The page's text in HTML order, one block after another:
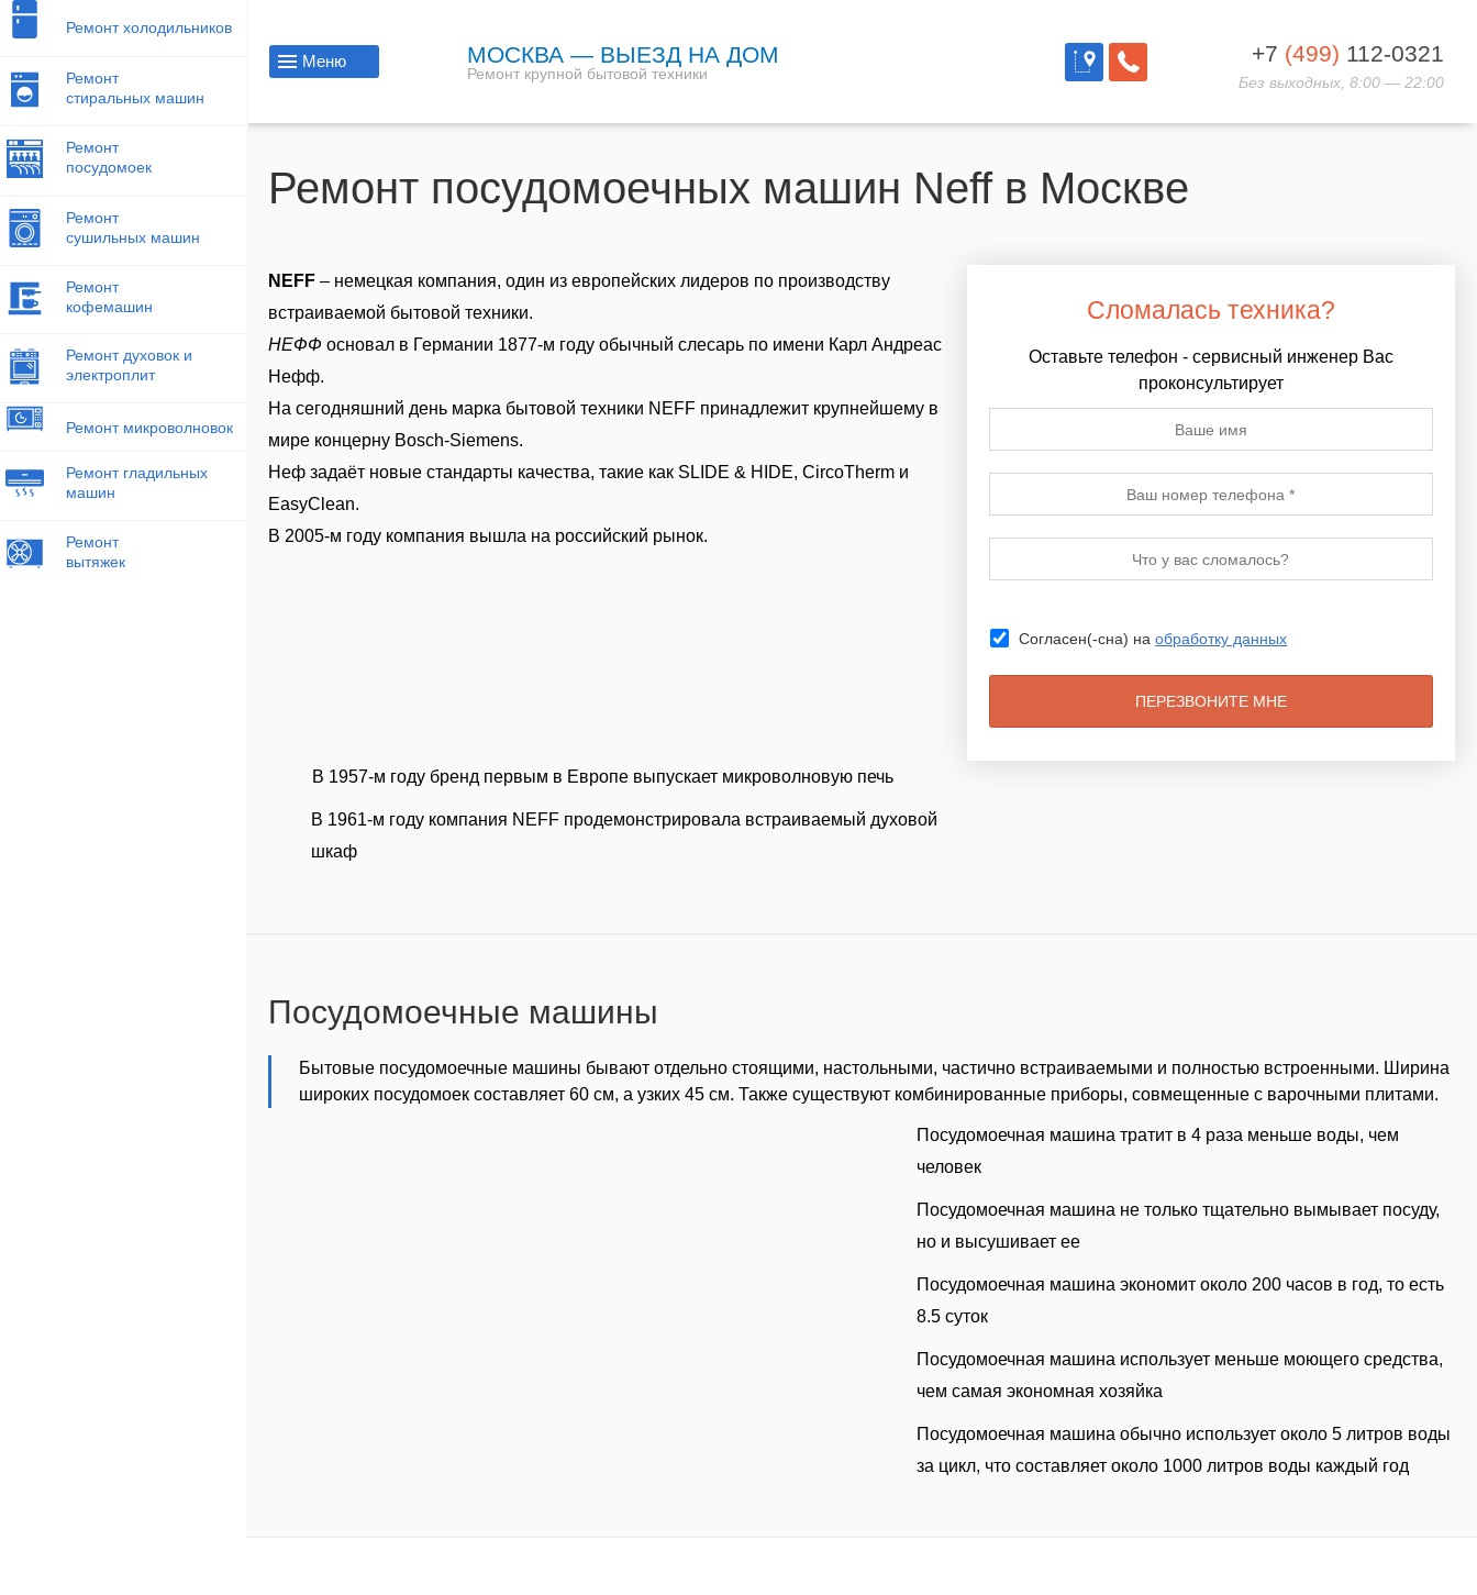
Ремонт холодильников
Ремонт
стиральных машин
Ремонт
посудомоек
Ремонт
сушильных машин
Ремонт
кофемашин
Ремонт духовок и
электроплит
Ремонт микроволновок
Ремонт гладильных
машин
Ремонт
вытяжек
Меню МОСКВА — ВЫЕЗД НА ДОМ
Ремонт крупной бытовой техники
+7 (499) 112-0321
Без выходных, 8:00 — 22:00
Ремонт посудомоечных машин Neff в Москве
NEFF– немецкая компания, один из европейских лидеров по производству
встраиваемой бытовой техники.
НЕФФ основал в Германии 1877-м году обычный слесарь по имени Карл Андреас
Нефф.
На сегодняшний день марка бытовой техники NEFF принадлежит крупнейшему в
мире концерну Bosch-Siemens.
Неф задаёт новые стандарты качества, такие как SLIDE & HIDE, CircoTherm и
EasyClean.
В 2005-м году компания вышла на российский рынок.
В 1957-м году бренд первым в Европе выпускает микроволновую печь
В 1961-м году компания NEFF продемонстрировала встраиваемый духовой
шкаф
Сломалась техника?
Оставьте телефон - сервисный инженер Вас
проконсультирует
Согласен(-сна) наобработку данных
Посудомоечные машины
Бытовые посудомоечные машины бывают отдельно стоящими, настольными, частично встраиваемыми и полностью встроенными. Ширина
широких посудомоек составляет 60 см, а узких 45 см. Также существуют комбинированные приборы, совмещенные с варочными плитами.
Посудомоечная машина тратит в 4 раза меньше воды, чем
человек
Посудомоечная машина не только тщательно вымывает посуду,
но и высушивает ее
Посудомоечная машина экономит около 200 часов в год, то есть
8.5 суток
Посудомоечная машина использует меньше моющего средства,
чем самая экономная хозяйка
Посудомоечная машина обычно использует около 5 литров воды
за цикл, что составляет около 1000 литров воды каждый год